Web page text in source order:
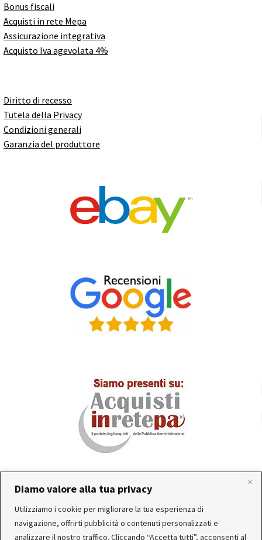
Diamo valore alla tua privacy
Utilizziamo i cookie per migliorare la tua esperienza di
navigazione, offrirti pubblicità o contenuti personalizzati e
analizzare il nostro traffico. Cliccando “Accetta tutti”, acconsenti al
In occasione delle FERIE ESTIVE, alcune aziende
produttrici e corrieri potrebbero sospendere o rallentare
temporaneamente le attività. Per questo motivo, gli
Bonus fiscali
Acquisti in rete Mepa
Assicurazione integrativa
Acquisto Iva agevolata 4%
Diritto di recesso
Tutela della Privacy
Condizioni generali
Garanzia del produttore
Servizio clienti attivo: Da Lunedì a Venerdì dalle 10:30 alle
12:30 e dalle 15:30 alle 17:30